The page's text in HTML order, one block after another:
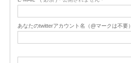
あなたのtwitterアカウント名（@マークは不要）